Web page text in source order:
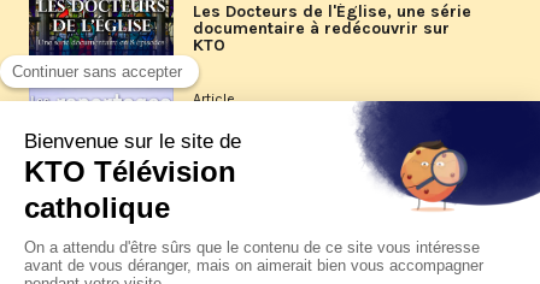
Les Docteurs de l'Église, une série
documentaire à redécouvrir sur
KTO
Article
Les reportages d'été 2026 de KTO
La visite pastorale du pape Léon
XIV à Assise à suivre sur KTO le
jeudi 6 août